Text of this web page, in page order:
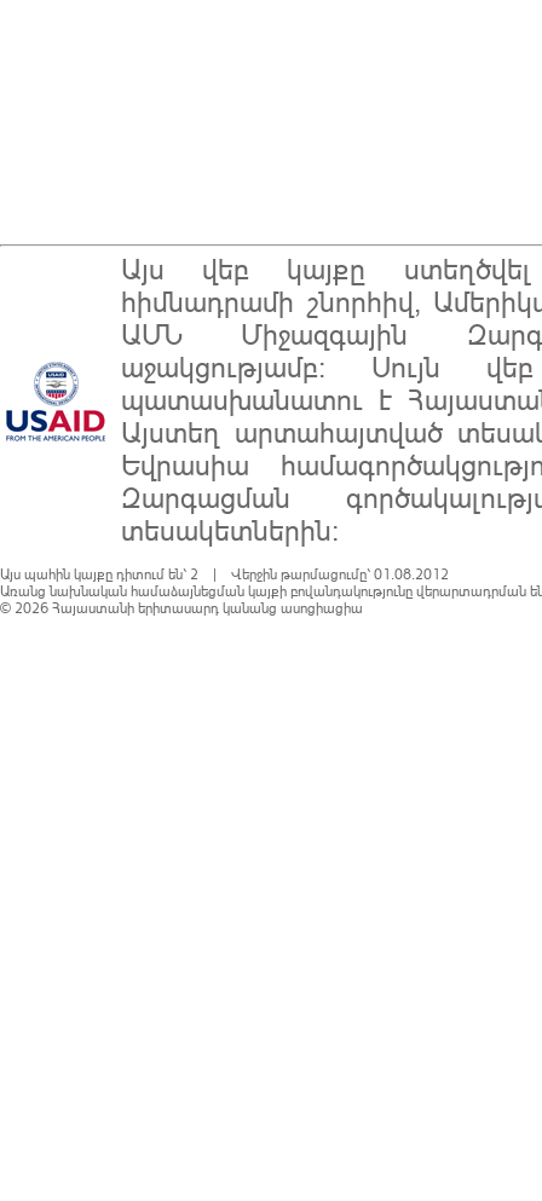
Այս վեբ կայքը
հիմնադրամի շնորհիվ,
ԱՄՆ Միջազգային
աջակցությամբ: Սույն
պատասխանատու է
Այստեղ արտահայտված
Եվրասիա
Զարգացման
տեսակետներին:
Այս պահին կայքը դիտում են՝ 2 | Վերջին թարմացումը՝ 01.08.2012
Առանց նախնական համաձայնեցման կայքի բովանդակությունը վերարտադրման
© 2026 Հայաստանի երիտասարդ կանանց ասոցիացիա